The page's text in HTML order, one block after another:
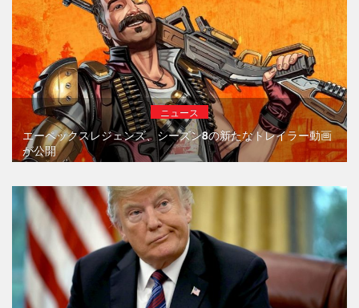
ニュース
エーペックスレジェンズ、シーズン8の新たなトレイラー動画
が公開